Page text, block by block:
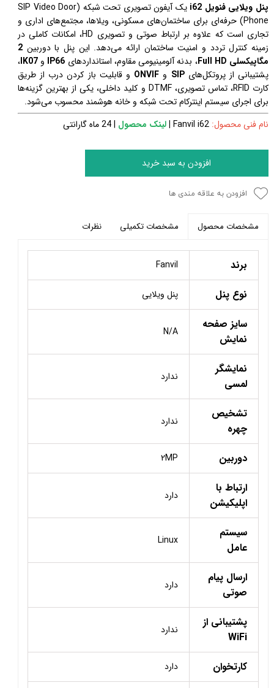
پنل ویلایی فنویل i62
یک آیفون تصویری تحت شبکه (SIP Video Door
Phone) حرفه‌ای برای ساختمان‌های مسکونی، ویلاها، مجتمع‌های اداری و
تجاری است که علاوه بر ارتباط صوتی و تصویری HD، امکانات کاملی در
زمینه کنترل تردد و امنیت ساختمان ارائه می‌دهد. این پنل با دوربین 2
مگاپیکسلی Full HD
، بدنه آلومینیومی مقاوم، استانداردهای IP66 و IK07،
پشتیبانی از پروتکل‌هایSIP و ONVIF و قابلیت باز کردن درب از طریق
کارت RFID، تماس تصویری، DTMF و کلید داخلی، یکی از بهترین گزینه‌ها
برای اجرای سیستم اینترکام تحت شبکه و خانه هوشمند محسوب می‌شود.
نام فنی محصول:
|لینک محصول | 24 ماه گارانتی
افزودن به سبد خرید
افزودن به علاقه مندی ها
مشخصات محصول مشخصات تکمیلی نظرات
برند Fanvil
نوع پنل پنل ویلایی
سایز صفحه
نمایش
N/A
نمایشگر
لمسی
ندارد
تشخیص
چهره
ندارد
دوربین 2MP
ارتباط با
اپلیکیشن
دارد
سیستم
عامل
Linux
ارسال پیام
صوتی
دارد
پشتیبانی از
WiFi
ندارد
کارتخوان دارد